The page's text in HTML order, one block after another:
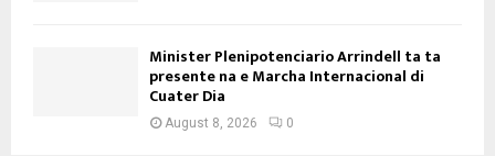
Minister Plenipotenciario Arrindell ta ta
presente na e Marcha Internacional di
Cuater Dia
August 8, 2026 0